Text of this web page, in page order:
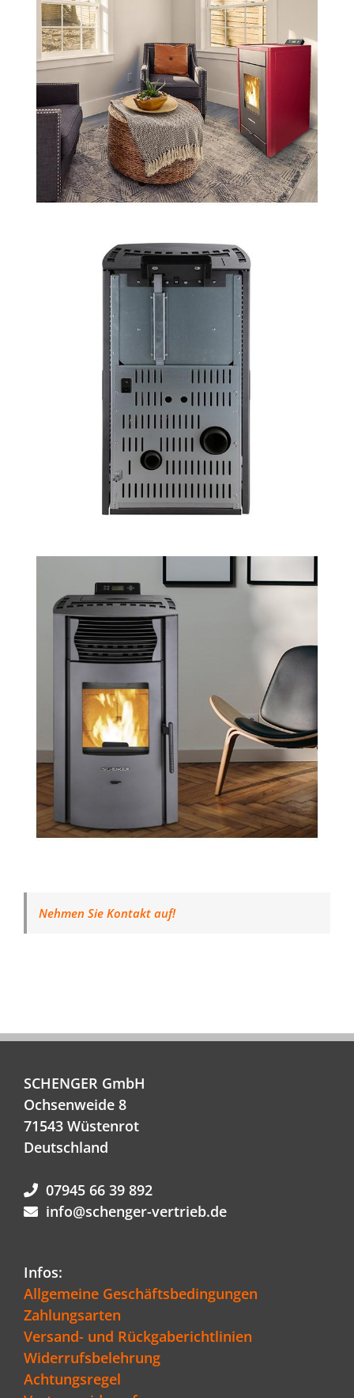
Nehmen Sie Kontakt auf!
SCHENGER GmbH
Ochsenweide 8
71543 Wüstenrot
Deutschland
07945 66 39 892
info@schenger-vertrieb.de
Infos:
Allgemeine Geschäftsbedingungen
Zahlungsarten
Versand- und Rückgaberichtlinien
Widerrufsbelehrung
Achtungsregel